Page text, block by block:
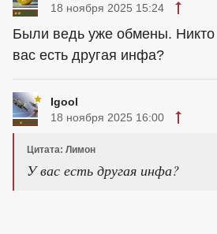
18 ноября 2025 15:24
Были ведь уже обмены.
вас есть другая инфа?
Igool
18 ноября 2025 16:00
Цитата: Лимон
У вас есть другая инфа?